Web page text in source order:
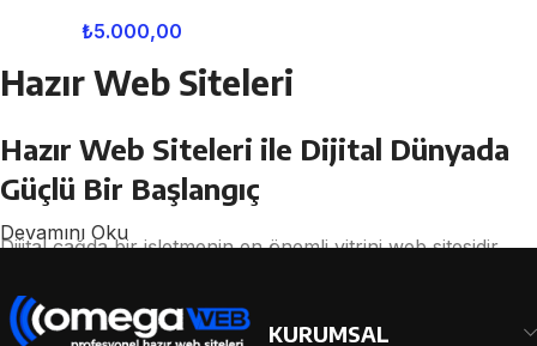
₺5.000,00
Hazır Web Siteleri
Hazır Web Siteleri ile Dijital Dünyada
Güçlü Bir Başlangıç
Dijital çağda bir işletmenin en önemli vitrini web sitesidir.
ilk izlenimi genellikle internet üzerinden edinir. Bu noktada
profesyonel, hızlı ve SEO uyumlu bir web sitesine sahip
Devamını Oku
KURUMSAL